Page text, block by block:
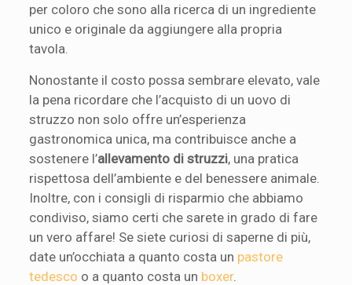
per coloro che sono alla ricerca di un ingrediente
unico e originale da aggiungere alla propria
tavola.
Nonostante il costo possa sembrare elevato, vale
la pena ricordare che l’acquisto di un uovo di
struzzo non solo offre un’esperienza
gastronomica unica, ma contribuisce anche a
sostenere l’allevamento di struzzi, una pratica
rispettosa dell’ambiente e del benessere animale.
Inoltre, con i consigli di risparmio che abbiamo
condiviso, siamo certi che sarete in grado di fare
un vero affare! Se siete curiosi di saperne di più,
date un’occhiata a quanto costa un pastore
tedesco o a quanto costa un boxer.